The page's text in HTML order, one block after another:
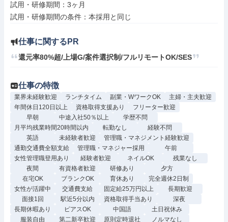
試用・研修期間：3ヶ月
仕事に関するPR
還元率80%超/上場G/案件選択制/フルリモートOK/SES
仕事の特徴
業界未経験歓迎 ランチタイム 副業・WワークOK
主婦・主夫歓迎
年間休日120日以上
資格取得支援あり
フリーター歓迎
早朝
中途入社50％以上
学歴不問
月平均残業時間20時間以内
転勤なし
経験不問
英語
未経験者歓迎
管理職・マネジメント経験歓迎
通勤交通費全額支給
管理職・マネジャー採用
午前
女性管理職登用あり
経験者歓迎 ネイルOK
残業なし
夜間
有資格者歓迎 研修あり
夕方
在宅OK
ブランクOK 育休あり
完全週休2日制
女性が活躍中
交通費支給 固定給25万円以上
長期歓迎
面接1回
駅近5分以内 資格取得手当あり
深夜
長期休暇あり
ピアスOK 中国語
土日祝休み
服装自由
第二新卒歓迎 原則定時退社
ノルマなし